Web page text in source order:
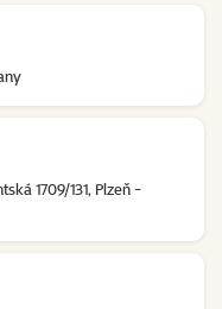
1709/131, Plzeň -